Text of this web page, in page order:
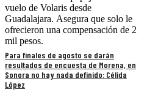
vuelo de Volaris desde
Guadalajara. Asegura que solo le
ofrecieron una compensación de 2
mil pesos.
Para finales de agosto se darán
resultados de encuesta de Morena, en
Sonora no hay nada definido: Célida
López